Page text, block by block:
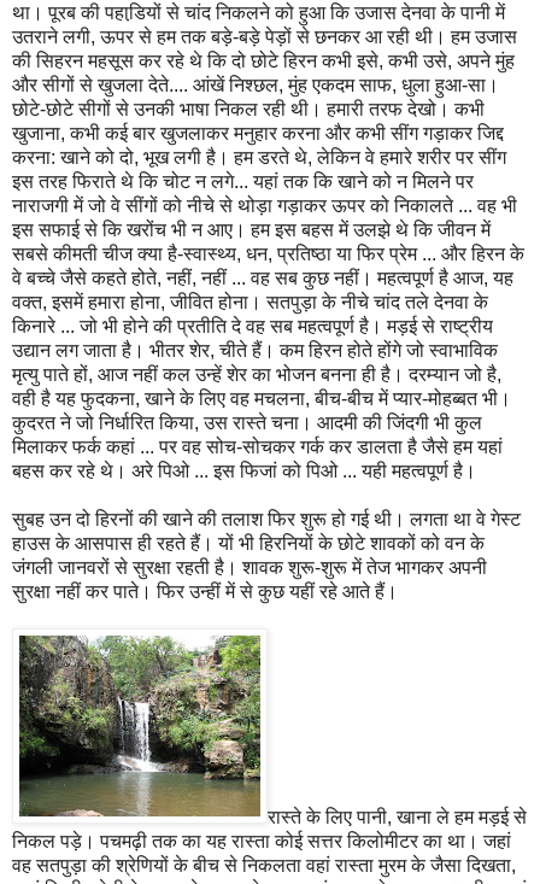
था। पूरब की पहाडि़यों से चांद निकलने को हुआ कि उजास देनवा के पानी में
उतराने लगी, ऊपर से हम तक बड़े-बड़े पेड़ों से छनकर आ रही थी। हम उजास
की सिहरन महसूस कर रहे थे कि दो छोटे हिरन कभी इसे, कभी उसे, अपने मुंह
और सीगों से खुजला देते.... आंखें निश्छल, मुंह एकदम साफ, धुला हुआ-सा।
छोटे-छोटे सीगों से उनकी भाषा निकल रही थी। हमारी तरफ देखो। कभी
खुजाना, कभी कई बार खुजलाकर मनुहार करना और कभी सींग गड़ाकर जिद्द
करना: खाने को दो, भूख लगी है। हम डरते थे, लेकिन वे हमारे शरीर पर सींग
इस तरह फिराते थे कि चोट न लगे... यहां तक कि खाने को न मिलने पर
नाराजगी में जो वे सींगों को नीचे से थोड़ा गड़ाकर ऊपर को निकालते ... वह भी
इस सफाई से कि खरोंच भी न आए। हम इस बहस में उलझे थे कि जीवन में
सबसे कीमती चीज क्या है-स्वास्थ्य, धन, प्रतिष्ठा या फिर प्रेम ... और हिरन के
वे बच्चे जैसे कहते होते, नहीं, नहीं ... वह सब कुछ नहीं। महत्वपूर्ण है आज, यह
वक्त, इसमें हमारा होना, जीवित होना। सतपुड़ा के नीचे चांद तले देनवा के
किनारे ... जो भी होने की प्रतीति दे वह सब महत्वपूर्ण है। मड़ई से राष्ट्रीय
उद्यान लग जाता है। भीतर शेर, चीते हैं। कम हिरन होते होंगे जो स्वाभाविक
मृत्यु पाते हों, आज नहीं कल उन्हें शेर का भोजन बनना ही है। दरम्यान जो है,
वही है यह फुदकना, खाने के लिए वह मचलना, बीच-बीच में प्यार-मोहब्बत भी।
कुदरत ने जो निर्धारित किया, उस रास्ते चना। आदमी की जिंदगी भी कुल
मिलाकर फर्क कहां ... पर वह सोच-सोचकर गर्क कर डालता है जैसे हम यहां
बहस कर रहे थे। अरे पिओ ... इस फिजां को पिओ ... यही महत्वपूर्ण है।
सुबह उन दो हिरनों की खाने की तलाश फिर शुरू हो गई थी। लगता था वे गेस्ट
हाउस के आसपास ही रहते हैं। यों भी हिरनियों के छोटे शावकों को वन के
जंगली जानवरों से सुरक्षा रहती है। शावक शुरू-शुरू में तेज भागकर अपनी
सुरक्षा नहीं कर पाते। फिर उन्हीं में से कुछ यहीं रहे आते हैं।
रास्ते के लिए पानी, खाना ले हम मड़ई से
निकल पड़े। पचमढ़ी तक का यह रास्ता कोई सत्तर किलोमीटर का था। जहां
वह सतपुड़ा की श्रेणियों के बीच से निकलता वहां रास्ता मुरम के जैसा दिखता,